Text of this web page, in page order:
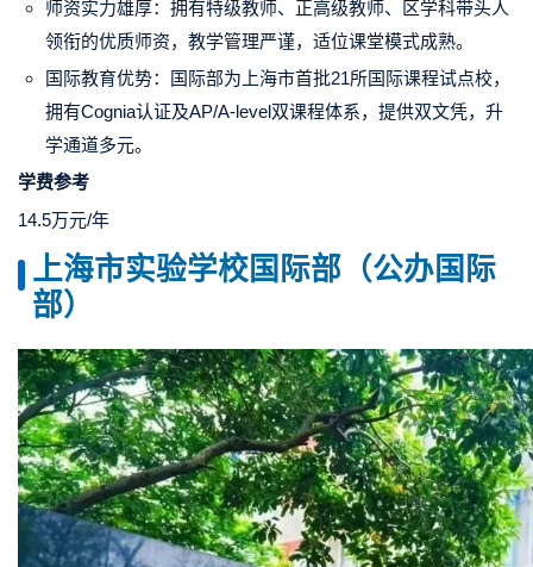
师资实力雄厚：拥有特级教师、正高级教师、区学科带头人
领衔的优质师资，教学管理严谨，适位课堂模式成熟。
国际教育优势：国际部为上海市首批21所国际课程试点校，
拥有Cognia认证及AP/A-level双课程体系，提供双文凭，升
学通道多元。
学费参考
14.5万元/年
上海市实验学校国际部（公办国际
部）